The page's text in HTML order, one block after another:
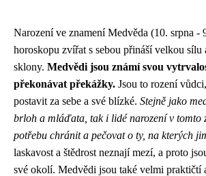
Narození ve znamení Medvěda (10. srpna -
horoskopu zvířat s sebou přináší velkou sílu
sklony. Medvědi jsou známí svou
překonávat překážky. Jsou to rození
postavit za sebe a své blízké. Stejně jako
brloh a mláďata, tak i lidé narození v tomto
potřebu chránit a pečovat o ty, na kterých
laskavost a štědrost neznají mezí, a proto
své okolí. Medvědi jsou také velmi praktičtí